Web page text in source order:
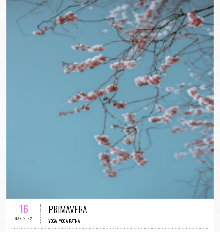
16
MAR-2022
PRIMAVERA
YOGA,YOGA RATNA